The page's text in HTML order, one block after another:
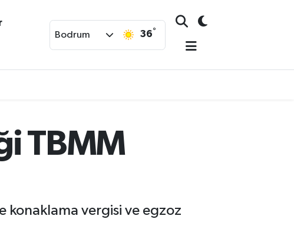
Bodrum 36°
TBMM
konaklama vergisi ve egzoz